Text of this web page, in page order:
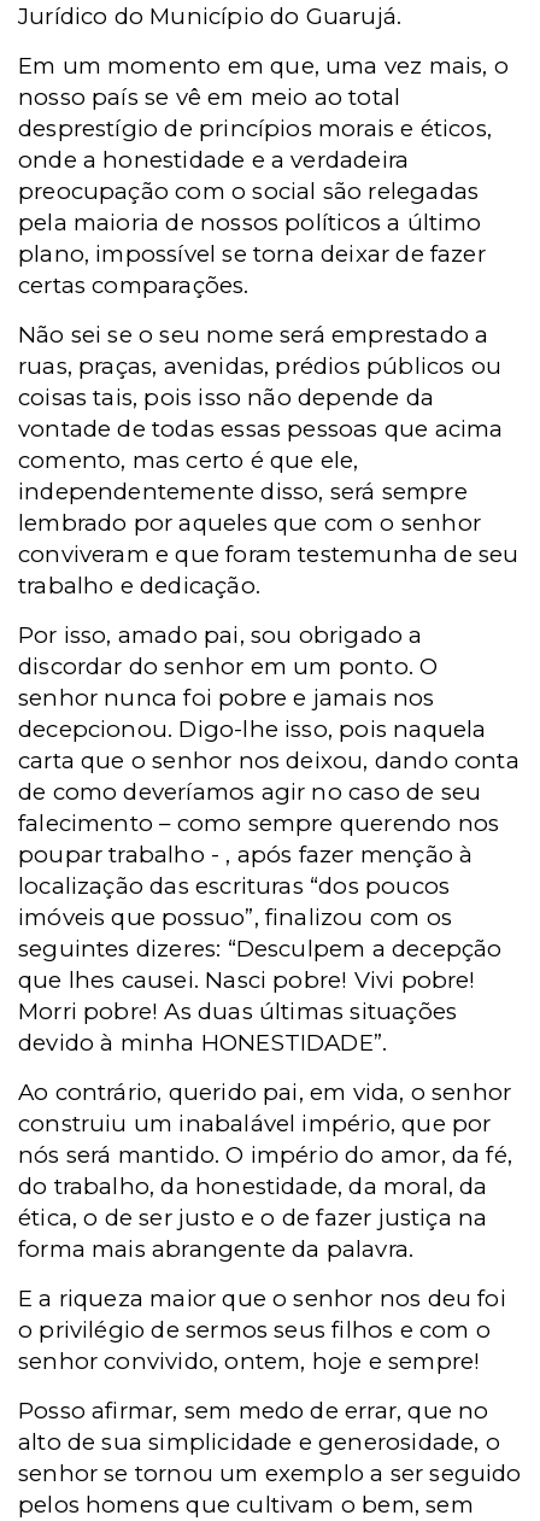
Jurídico do Município do Guarujá.
Em um momento em que, uma vez mais, o
nosso país se vê em meio ao total
desprestígio de princípios morais e éticos,
onde a honestidade e a verdadeira
preocupação com o social são relegadas
pela maioria de nossos políticos a último
plano, impossível se torna deixar de fazer
certas comparações.
Não sei se o seu nome será emprestado a
ruas, praças, avenidas, prédios públicos ou
coisas tais, pois isso não depende da
vontade de todas essas pessoas que acima
comento, mas certo é que ele,
independentemente disso, será sempre
lembrado por aqueles que com o senhor
conviveram e que foram testemunha de seu
trabalho e dedicação.
Por isso, amado pai, sou obrigado a
discordar do senhor em um ponto. O
senhor nunca foi pobre e jamais nos
decepcionou. Digo-lhe isso, pois naquela
carta que o senhor nos deixou, dando conta
de como deveríamos agir no caso de seu
falecimento – como sempre querendo nos
poupar trabalho - , após fazer menção à
localização das escrituras “dos poucos
imóveis que possuo”, finalizou com os
seguintes dizeres: “Desculpem a decepção
que lhes causei. Nasci pobre! Vivi pobre!
Morri pobre! As duas últimas situações
devido à minha HONESTIDADE”.
Ao contrário, querido pai, em vida, o senhor
construiu um inabalável império, que por
nós será mantido. O império do amor, da fé,
do trabalho, da honestidade, da moral, da
ética, o de ser justo e o de fazer justiça na
forma mais abrangente da palavra.
E a riqueza maior que o senhor nos deu foi
o privilégio de sermos seus filhos e com o
senhor convivido, ontem, hoje e sempre!
Posso afirmar, sem medo de errar, que no
alto de sua simplicidade e generosidade, o
senhor se tornou um exemplo a ser seguido
pelos homens que cultivam o bem, sem